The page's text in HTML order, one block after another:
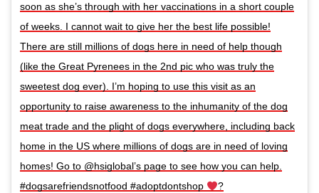
soon as she’s through with her vaccinations in a short couple
of weeks. I cannot wait to give her the best life possible!
There are still millions of dogs here in need of help though
(like the Great Pyrenees in the 2nd pic who was truly the
sweetest dog ever). I’m hoping to use this visit as an
opportunity to raise awareness to the inhumanity of the dog
meat trade and the plight of dogs everywhere, including back
home in the US where millions of dogs are in need of loving
homes! Go to @hsiglobal’s page to see how you can help.
#dogsarefriendsnotfood #adoptdontshop
?